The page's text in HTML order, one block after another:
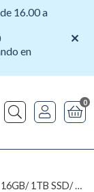
16.00 a
en
Buscar
0
Apple Macbook Air 13,6"/ M5 10-Core CPU/ 16GB/ 1TB SSD/ 10-Core GPU/ Plata